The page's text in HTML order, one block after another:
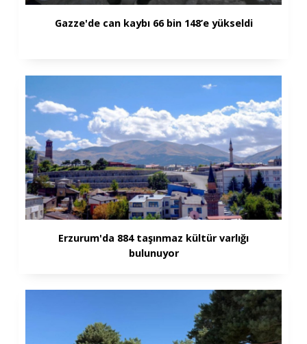
Gazze'de can kaybı 66 bin 148’e yükseldi
Erzurum'da 884 taşınmaz kültür varlığı
bulunuyor